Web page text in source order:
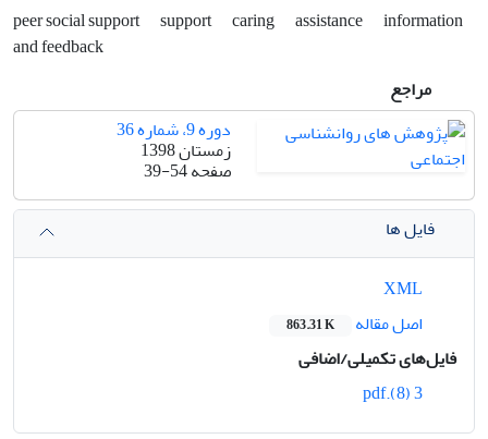
peer social support support caring assistance
information
and feedback
مراجع
دوره 9، شماره 36
زمستان 1398
صفحه39-54
فایل ها
اصل مقاله
863.31 K
فایل‌های تکمیلی/اضافی